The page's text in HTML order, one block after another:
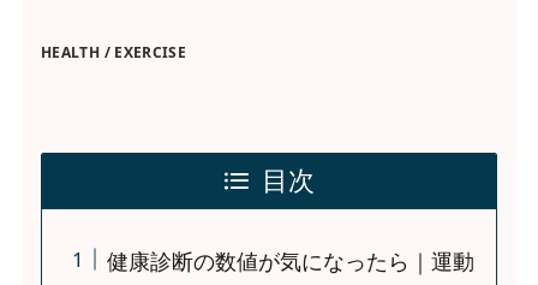
HEALTH / EXERCISE
目次
健康診断の数値が気になったら｜運動